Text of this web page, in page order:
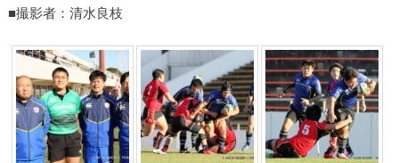
■撮影者：清水良枝